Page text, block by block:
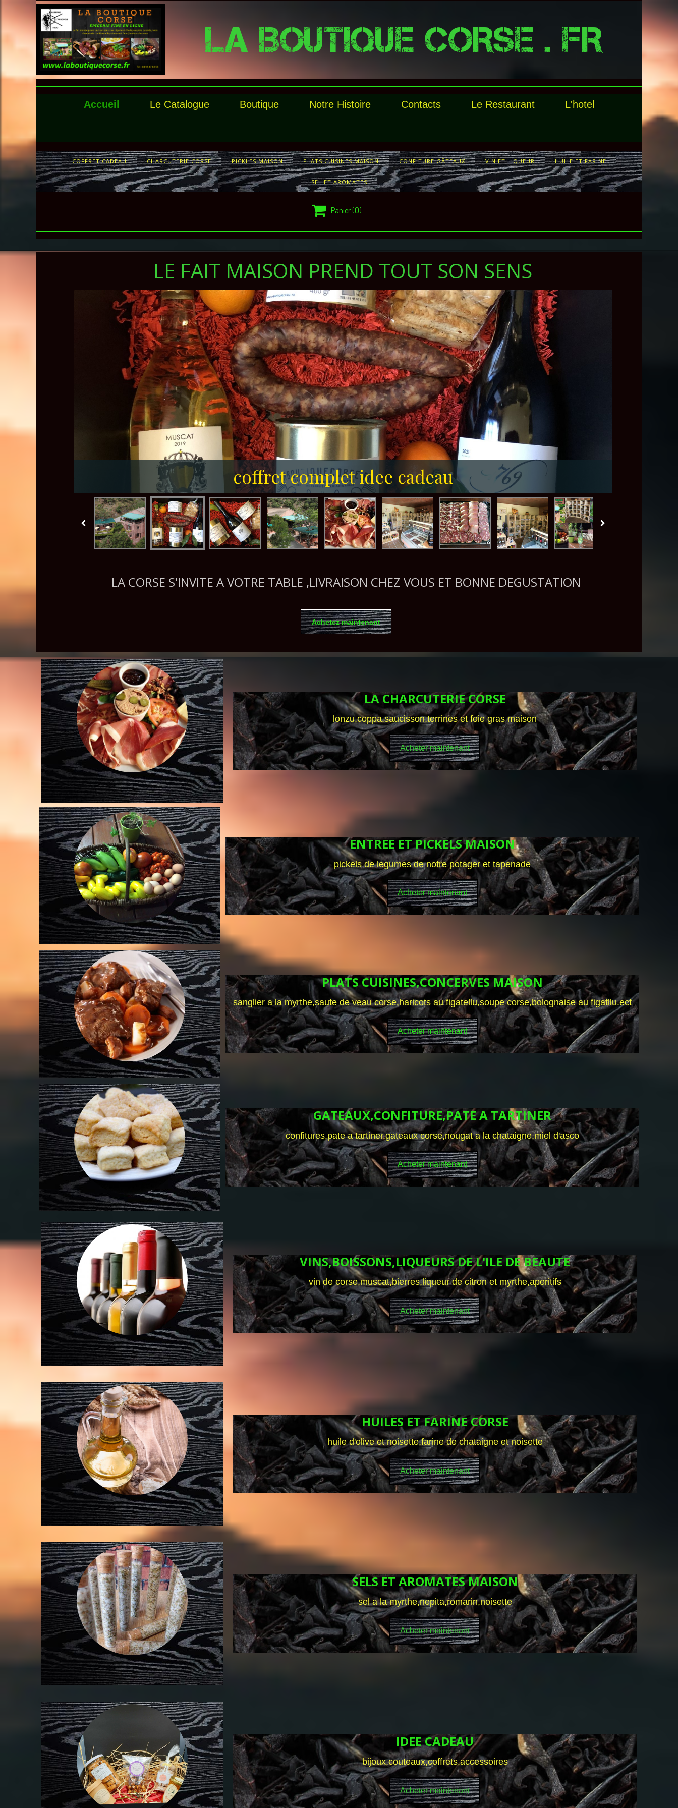
LA BOUTIQUE CORSE . FR
Accueil Le Catalogue Boutique Notre Histoire Contacts Le Restaurant L'hotel
COFFRET CADEAU CHARCUTERIE CORSE PICKLES MAISON PLATS CUISINES MAISON CONFITURE GÂTEAUX VIN ET LIQUEUR HUILE ET FARINE
SEL ET AROMATES
 Panier(0)
LE FAIT MAISON PREND TOUT SON SENS
coffret complet idee cadeau
coffret idee cadeau
LA CORSE S'INVITE A VOTRE TABLE ,LIVRAISON CHEZ VOUS ET BONNE DEGUSTATION
Achetez maintenant
LA CHARCUTERIE CORSE
lonzu,coppa,saucisson,terrines et foie gras maison
Acheter maintenant
ENTREE ET PICKELS MAISON
pickels de legumes de notre potager et tapenade
Acheter maintenant
PLATS CUISINES,CONCERVES MAISON
sanglier a la myrthe,saute de veau corse,haricots au figatellu,soupe corse,bolognaise au figatllu.ect
Acheter maintenant
GATEAUX,CONFITURE,PATE A TARTINER
confitures,pate a tartiner,gateaux corse,nougat a la chataigne,miel d'asco
Acheter maintenant
VINS,BOISSONS,LIQUEURS DE L'ILE DE BEAUTE
vin de corse,muscat,bierres,liqueur de citron et myrthe,aperitifs
Acheter maintenant
HUILES ET FARINE CORSE
huile d'olive et noisette,farine de chataigne et noisette
Acheter maintenant
SELS ET AROMATES MAISON
sel a la myrthe,nepita,romarin,noisette
Acheter maintenant
IDEE CADEAU
bijoux,couteaux,coffrets,accessoires
Acheter maintenant